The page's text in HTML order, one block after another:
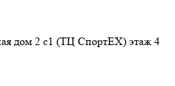
дом 2 с1 (ТЦ СпортEX) этаж 4